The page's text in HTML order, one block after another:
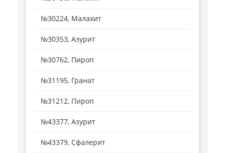
№30224, Малахит
№30353, Азурит
№30762, Пироп
№31195, Гранат
№31212, Пироп
№43377, Азурит
№43379, Сфалерит